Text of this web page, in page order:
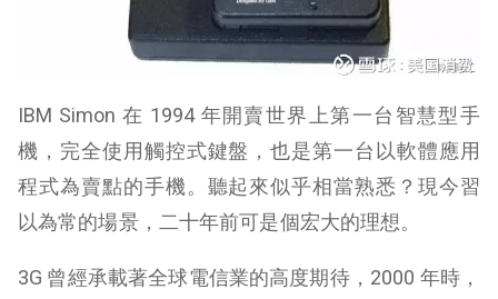
IBM Simon 在 1994 年開賣世界上第一台智慧型手
機，完全使用觸控式鍵盤，也是第一台以軟體應用
程式為賣點的手機。 聽起來似乎相當熟悉？現今習
以為常的場景，二十年前可是個宏大的理想。
3G 曾經承載著全球電信業的高度期待，2000 年時，